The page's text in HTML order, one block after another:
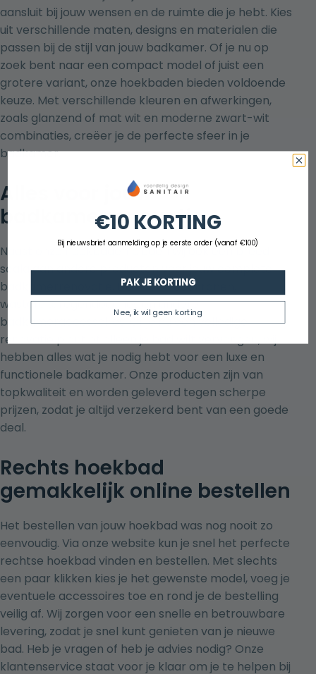
aansluit bij jouw wensen en de ruimte die je hebt. Kies
uit verschillende maten, designs en materialen die
passen bij de stijl van jouw badkamer. Of je nu op
zoek bent naar een compact model of juist een
grotere variant, onze hoekbaden bieden voldoende
keuze. Met verschillende kleuren en afwerkingen,
zoals glanzend of mat wit en moderne zwart-wit
combinaties, creëer je de perfecte sfeer in je
badkamer.
Alles voor jouw
badkamerrenovatie
Naast onze hoekbaden bieden wij ook een breed
scala aan andere producten voor jouw complete
badkamerrenovatie. Denk aanbadkranen
wastafels,regendouchesen andere
badkameraccessoires. Of je nu een volledige
renovatie plant of alleen je bad wilt vervangen, wij
hebben alles wat je nodig hebt voor een luxe en
functionele badkamer. Onze producten zijn van
topkwaliteit en worden geleverd tegen scherpe
prijzen, zodat je altijd verzekerd bent van een goede
deal.
Rechts hoekbad
gemakkelijk online bestellen
Het bestellen van jouw hoekbad was nog nooit zo
eenvoudig. Via onze website kun je snel het perfecte
rechtse hoekbad vinden en bestellen. Met slechts
een paar klikken kies je het gewenste model, voeg je
eventuele accessoires toe en rond je de bestelling
veilig af. Wij zorgen voor een snelle en betrouwbare
levering, zodat je snel kunt genieten van je nieuwe
bad. Heb je vragen of heb je advies nodig? Onze
klantenservice staat voor je klaar om je te helpen bij
€10 KORTING
Bij nieuwsbrief aanmelding op je eerste order (vanaf €100)
PAK JE KORTING
Nee, ik wil geen korting